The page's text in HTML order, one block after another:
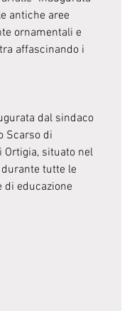
antiche aree
ornamentali e
affascinando i
dal sindaco
Scarso di
situato nel
tutte le
educazione